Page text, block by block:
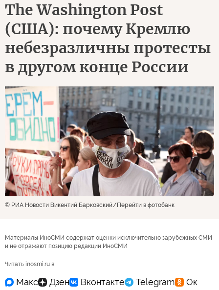
The Washington Post
(США): почему Кремлю
небезразличны протесты
в другом конце России
© РИА Новости Викентий Барковский Перейти в фотобанк
Материалы ИноСМИ содержат оценки исключительно зарубежных СМИ
и не отражают позицию редакции ИноСМИ
Читать inosmi.ru в